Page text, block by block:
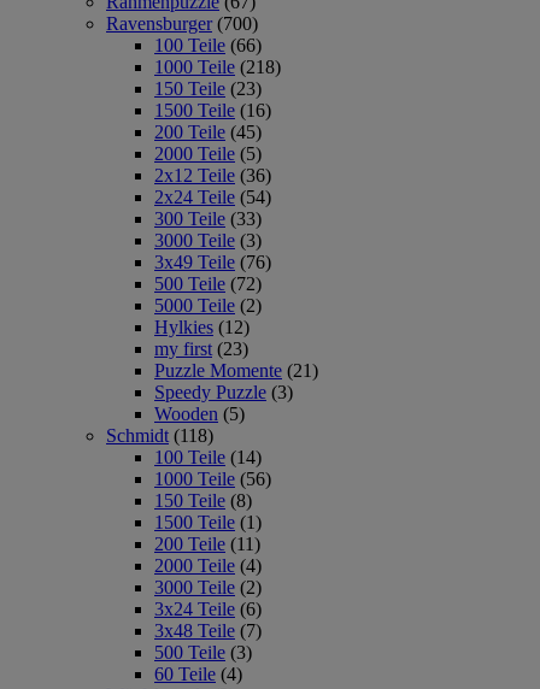
Ravensburger (700)
100 Teile (66)
1000 Teile (218)
150 Teile (23)
1500 Teile (16)
200 Teile (45)
2000 Teile (5)
2x12 Teile (36)
2x24 Teile (54)
300 Teile (33)
3000 Teile (3)
3x49 Teile (76)
500 Teile (72)
5000 Teile (2)
Hylkies (12)
my first (23)
Puzzle Momente (21)
Speedy Puzzle (3)
Wooden (5)
Schmidt (118)
100 Teile (14)
1000 Teile (56)
150 Teile (8)
1500 Teile (1)
200 Teile (11)
2000 Teile (4)
3000 Teile (2)
3x24 Teile (6)
3x48 Teile (7)
500 Teile (3)
60 Teile (4)